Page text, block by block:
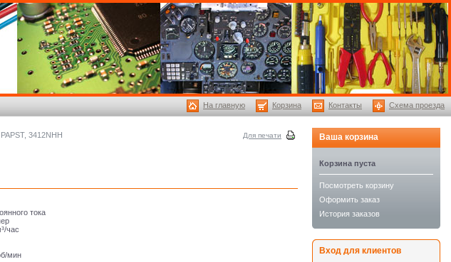
3412NHH Для печати
тока
час
мин
Ваша корзина
Корзина пуста
Посмотреть корзину
Оформить заказ
История заказов
Вход для клиентов
Схема проезда
Контакты
Корзина
На главную